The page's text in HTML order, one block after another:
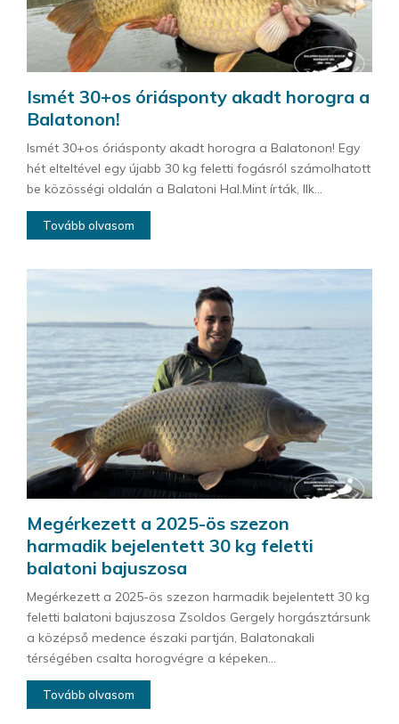
Ismét 30+os óriásponty akadt horogra a
Balatonon!
Ismét 30+os óriásponty akadt horogra a Balatonon! Egy
hét elteltével egy újabb 30 kg feletti fogásról számolhatott
be közösségi oldalán a Balatoni Hal.Mint írták, Ilk...
Tovább olvasom
Megérkezett a 2025-ös szezon
harmadik bejelentett 30 kg feletti
balatoni bajuszosa
Megérkezett a 2025-ös szezon harmadik bejelentett 30 kg
feletti balatoni bajuszosa Zsoldos Gergely horgásztársunk
a középső medence északi partján, Balatonakali
térségében csalta horogvégre a képeken...
Tovább olvasom